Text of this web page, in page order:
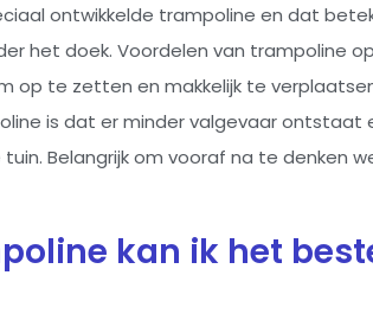
ontwikkelde trampoline en dat
het doek. Voordelen van trampoline
op te zetten en makkelijk te
is dat er minder valgevaar ontstaat
Belangrijk om vooraf na te denken
kan ik het